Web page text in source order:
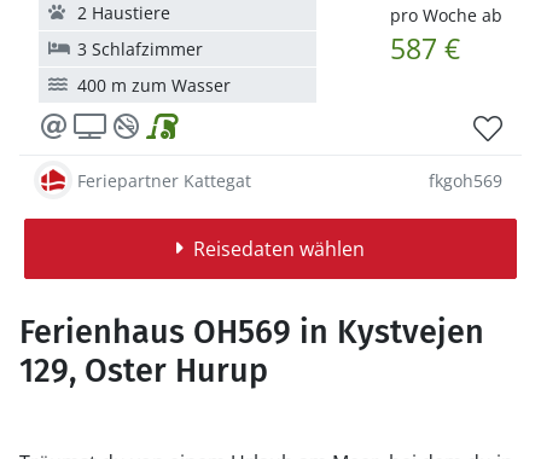
pro Woche ab
587 €
2 Haustiere
3 Schlafzimmer
400 m zum Wasser
Feriepartner Kattegat fkgoh569
Reisedaten wählen
Ferienhaus OH569 in Kystvejen
129, Oster Hurup